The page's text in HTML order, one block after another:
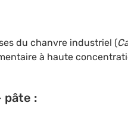
du chanvre industriel (
à haute
pâte :